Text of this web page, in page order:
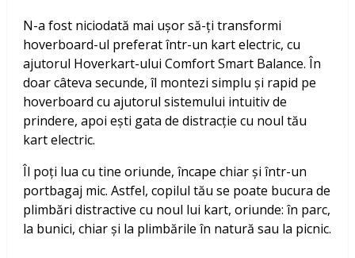
N-a fost niciodată mai ușor să-ți transformi
hoverboard-ul preferat într-un kart electric, cu
ajutorul Hoverkart-ului Comfort Smart Balance. În
doar câteva secunde, îl montezi simplu și rapid pe
hoverboard cu ajutorul sistemului intuitiv de
prindere, apoi ești gata de distracție cu noul tău
kart electric.
Îl poți lua cu tine oriunde, încape chiar și într-un
portbagaj mic. Astfel, copilul tău se poate bucura de
plimbări distractive cu noul lui kart, oriunde: în parc,
la bunici, chiar și la plimbările în natură sau la picnic.